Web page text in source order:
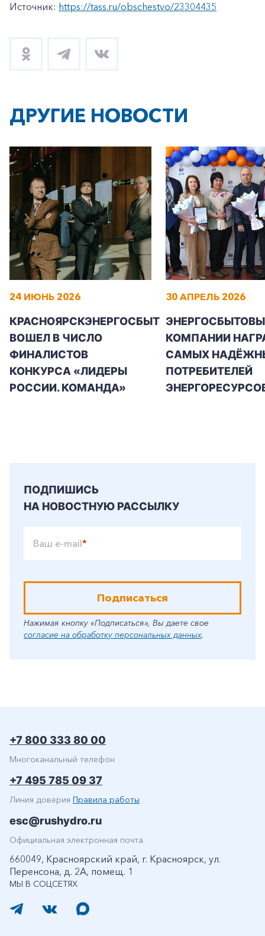
Источник: https://tass.ru/obschestvo/23304435
ДРУГИЕ НОВОСТИ
24 ИЮНЬ 2026
КРАСНОЯРСКЭНЕРГОСБЫТ
ВОШЕЛ В ЧИСЛО
ФИНАЛИСТОВ
КОНКУРСА «ЛИДЕРЫ
РОССИИ. КОМАНДА»
30 АПРЕЛЬ 2026
КОМПАНИИ
САМЫХ
ПОТРЕБИТЕЛЕЙ
ПОДПИШИСЬ
НА НОВОСТНУЮ РАССЫЛКУ
Ваш e-mail*
Подписаться
Нажимая кнопку «Подписаться», Вы даете свое
согласие на обработку персональных данных.
МЫ В СОЦСЕТЯХ
+7 800 333 80 00
Многоканальный телефон
+7 495 785 09 37
Линия доверия Правила работы
esc@rushydro.ru
Официальная электронная почта
660049, Красноярский край, г. Красноярск, ул.
Перенсона, д. 2А, помещ. 1